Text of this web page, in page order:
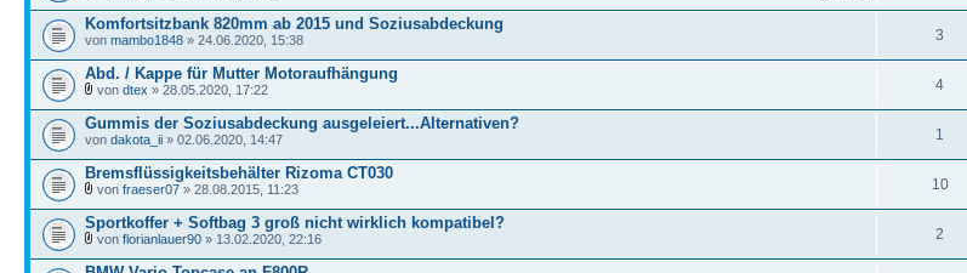
Komfortsitzbank 820mm ab 2015 und Soziusabdeckung
von mambo1848 » 24.06.2020, 15:38 3
Abd. / Kappe für Mutter Motoraufhängung
von dtex » 28.05.2020, 17:22 4
Gummis der Soziusabdeckung ausgeleiert...Alternativen?
von dakota_ii » 02.06.2020, 14:47 1
Bremsflüssigkeitsbehälter Rizoma CT030
von fraeser07 » 28.08.2015, 11:23 10
Sportkoffer + Softbag 3 groß nicht wirklich kompatibel?
von florianlauer90 » 13.02.2020, 22:16 2